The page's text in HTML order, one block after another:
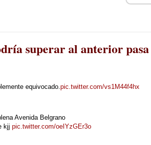
superar al anterior
equivocado. pic.twitter.com/vs1M44f4hx
Avenida Belgrano
kjj pic.twitter.com/oeIYzGEr3o